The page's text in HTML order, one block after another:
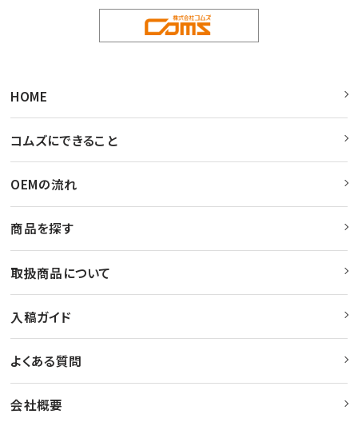
HOME
コムズにできること
OEMの流れ
商品を探す
取扱商品について
入稿ガイド
よくある質問
会社概要